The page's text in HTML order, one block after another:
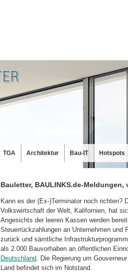
Bauletter, BAULINKS.de-Meldungen,
Kann es der (Ex-)Terminator noch richten?
Volkswirtschaft der Welt, Kalifornien, hat
Angesichts der leeren Kassen werden
Steuerrückzahlungen an Unternehmen
zurück und sämtliche
als 2.000 Bauvorhaben an öffentlichen
Deutschland. Die Regierung um
Land befindet sich im Notstand.
TGA Architektur Bau-IT Hotspots